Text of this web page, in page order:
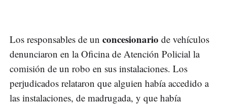
Los responsables de un concesionario de vehículos
denunciaron en la Oficina de Atención Policial la
comisión de un robo en sus instalaciones. Los
perjudicados relataron que alguien había accedido a
las instalaciones, de madrugada, y que había